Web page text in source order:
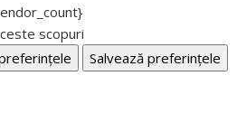
scopuri
Salvează preferințele